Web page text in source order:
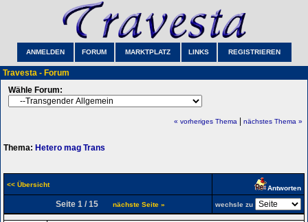
ANMELDEN FORUM MARKTPLATZ LINKS REGISTRIEREN
Travesta - Forum
Wähle Forum:
« vorheriges Thema nächstes Thema »
Thema: Hetero mag Trans
<< Übersicht Antworten
Seite 1 / 15 nächste Seite » wechsle zu